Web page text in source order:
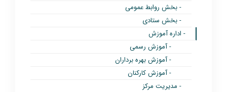
- بخش روابط عمومی
- بخش ستادی
- اداره آموزش
- آموزش رسمی
- آموزش بهره برداران
- آموزش کارکنان
- مدیریت مرکز